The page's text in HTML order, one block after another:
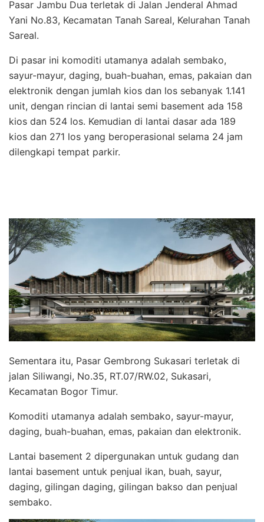
Pasar Jambu Dua terletak di Jalan Jenderal Ahmad
Yani No.83, Kecamatan Tanah Sareal, Kelurahan Tanah
Sareal.
Di pasar ini komoditi utamanya adalah sembako,
sayur-mayur, daging, buah-buahan, emas, pakaian dan
elektronik dengan jumlah kios dan los sebanyak 1.141
unit, dengan rincian di lantai semi basement ada 158
kios dan 524 los. Kemudian di lantai dasar ada 189
kios dan 271 los yang beroperasional selama 24 jam
dilengkapi tempat parkir.
Sementara itu, Pasar Gembrong Sukasari terletak di
jalan Siliwangi, No.35, RT.07/RW.02, Sukasari,
Kecamatan Bogor Timur.
Komoditi utamanya adalah sembako, sayur-mayur,
daging, buah-buahan, emas, pakaian dan elektronik.
Lantai basement 2 dipergunakan untuk gudang dan
lantai basement untuk penjual ikan, buah, sayur,
daging, gilingan daging, gilingan bakso dan penjual
sembako.